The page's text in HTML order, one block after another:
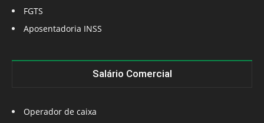
FGTS
Aposentadoria INSS
Salário Comercial
Operador de caixa